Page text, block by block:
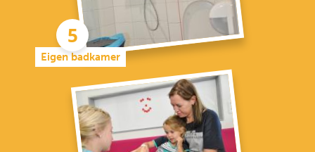
Eigen badkamer